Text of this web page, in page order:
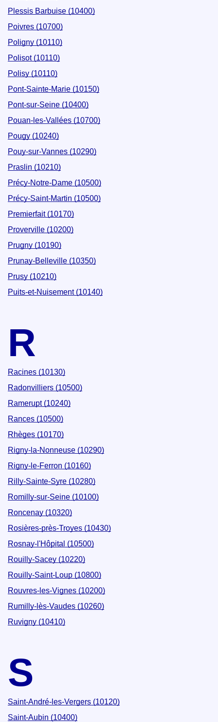
Plessis Barbuise (10400)
Poivres (10700)
Poligny (10110)
Polisot (10110)
Polisy (10110)
Pont-Sainte-Marie (10150)
Pont-sur-Seine (10400)
Pouan-les-Vallées (10700)
Pougy (10240)
Pouy-sur-Vannes (10290)
Praslin (10210)
Précy-Notre-Dame (10500)
Précy-Saint-Martin (10500)
Premierfait (10170)
Proverville (10200)
Prugny (10190)
Prunay-Belleville (10350)
Prusy (10210)
Puits-et-Nuisement (10140)
R
Racines (10130)
Radonvilliers (10500)
Ramerupt (10240)
Rances (10500)
Rhèges (10170)
Rigny-la-Nonneuse (10290)
Rigny-le-Ferron (10160)
Rilly-Sainte-Syre (10280)
Romilly-sur-Seine (10100)
Roncenay (10320)
Rosières-près-Troyes (10430)
Rosnay-l'Hôpital (10500)
Rouilly-Sacey (10220)
Rouilly-Saint-Loup (10800)
Rouvres-les-Vignes (10200)
Rumilly-lès-Vaudes (10260)
Ruvigny (10410)
S
Saint-André-les-Vergers (10120)
Saint-Aubin (10400)